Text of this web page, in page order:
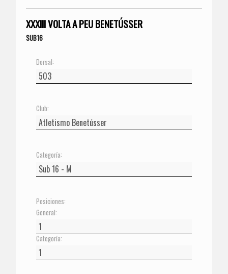
XXXIII VOLTA A PEU BENETÚSSER
SUB16
Dorsal:
Club:
Categoría:
Posiciones:
General:
Categoría: